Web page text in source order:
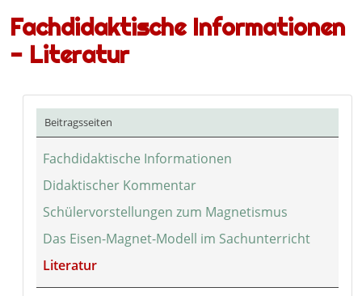
Fachdidaktische Informationen
- Literatur
Beitragsseiten
Fachdidaktische Informationen
Didaktischer Kommentar
Schülervorstellungen zum Magnetismus
Das Eisen-Magnet-Modell im Sachunterricht
Literatur